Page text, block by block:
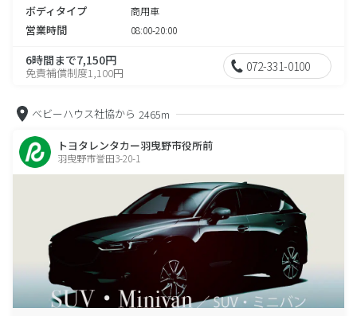
ボディタイプ 商用車
営業時間 08:00-20:00
6時間まで7,150円
免責補償制度1,100円 072-331-0100
ベビーハウス社協から 2465m
トヨタレンタカー羽曳野市役所前
羽曳野市誉田3-20-1